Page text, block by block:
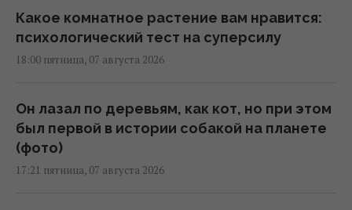
Какое комнатное растение вам нравится:
психологический тест на суперсилу
18:00 пятница, 07 августа 2026
Он лазал по деревьям, как кот, но при этом
был первой в истории собакой на планете
(фото)
17:21 пятница, 07 августа 2026